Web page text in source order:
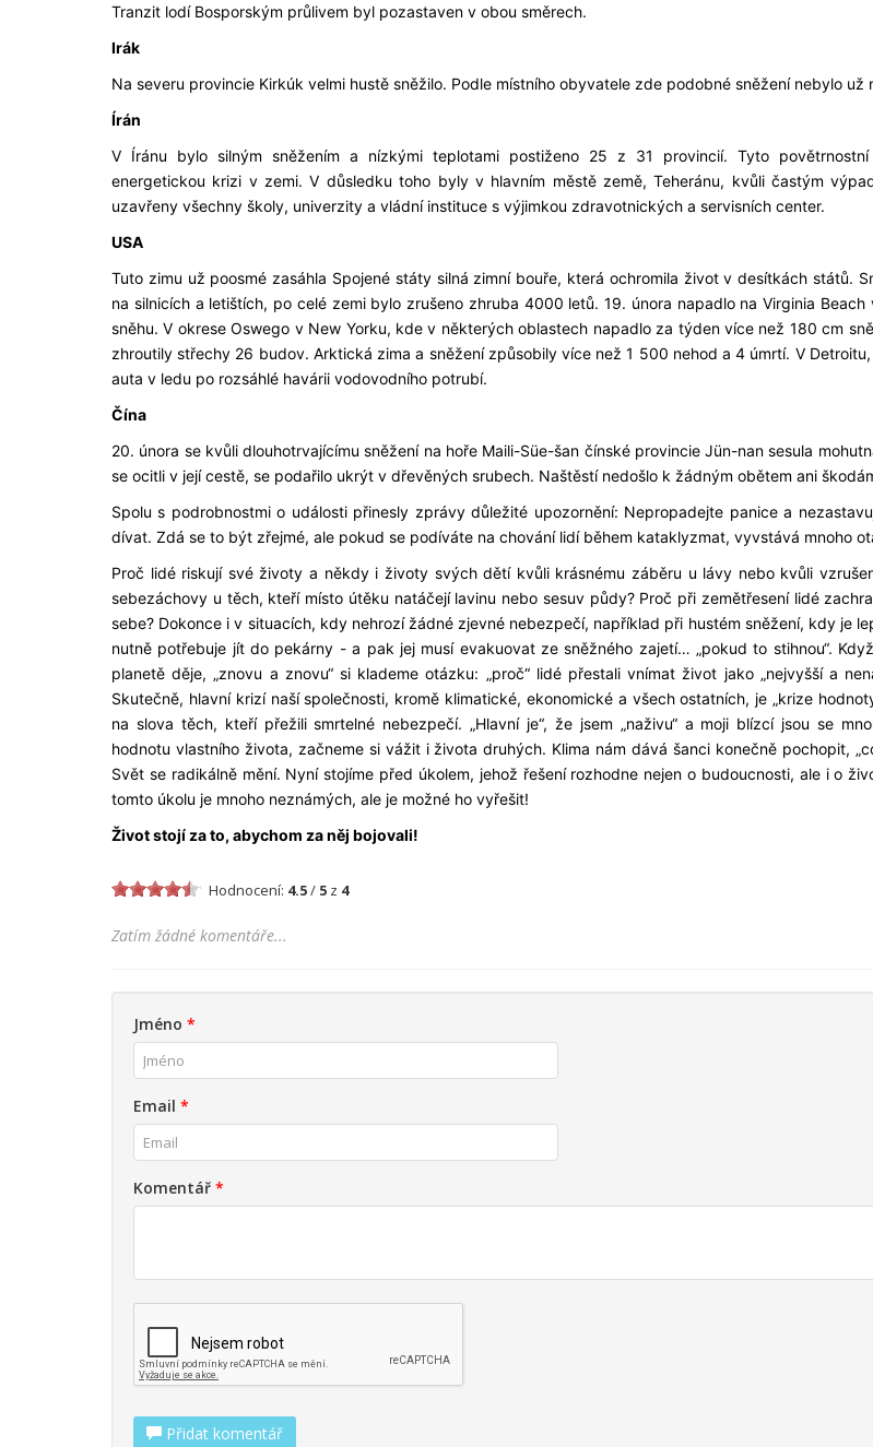
Tranzit lodí Bosporským průlivem byl pozastaven v obou směrech.
Irák
Na severu provincie Kirkúk velmi hustě sněžilo. Podle místního obyvatele zde podobné sněžení nebylo už
Írán
V Íránu bylo silným sněžením a nízkými teplotami postiženo 25 z 31 provincií. Tyto povětrnostní
energetickou krizi v zemi. V důsledku toho byly v hlavním městě země, Teheránu, kvůli častým
uzavřeny všechny školy, univerzity a vládní instituce s výjimkou zdravotnických a servisních center.
USA
Tuto zimu už poosmé zasáhla Spojené státy silná zimní bouře, která ochromila život v desítkách států.
na silnicích a letištích, po celé zemi bylo zrušeno zhruba 4000 letů. 19. února napadlo na Virginia Beach
sněhu. V okrese Oswego v New Yorku, kde v některých oblastech napadlo za týden více než 180 cm
zhroutily střechy 26 budov. Arktická zima a sněžení způsobily více než 1 500 nehod a 4 úmrtí. V
auta v ledu po rozsáhlé havárii vodovodního potrubí.
Čína
20. února se kvůli dlouhotrvajícímu sněžení na hoře Maili-Süe-šan čínské provincie Jün-nan sesula
se ocitli v její cestě, se podařilo ukrýt v dřevěných srubech. Naštěstí nedošlo k žádným obětem ani
Spolu s podrobnostmi o události přinesly zprávy důležité upozornění: Nepropadejte panice a
dívat. Zdá se to být zřejmé, ale pokud se podíváte na chování lidí během kataklyzmat, vyvstává mnoho
Proč lidé riskují své životy a někdy i životy svých dětí kvůli krásnému záběru u lávy nebo kvůli
sebezáchovy u těch, kteří místo útěku natáčejí lavinu nebo sesuv půdy? Proč při zemětřesení lidé
sebe? Dokonce i v situacích, kdy nehrozí žádné zjevné nebezpečí, například při hustém sněžení, kdy je
nutně potřebuje jít do pekárny - a pak jej musí evakuovat ze sněžného zajetí… „pokud to stihnou“.
planetě děje, „znovu a znovu“ si klademe otázku: „proč“ lidé přestali vnímat život jako „nejvyšší a
Skutečně, hlavní krizí naší společnosti, kromě klimatické, ekonomické a všech ostatních, je „krize
na slova těch, kteří přežili smrtelné nebezpečí. „Hlavní je“, že jsem „naživu“ a moji blízcí jsou se
hodnotu vlastního života, začneme si vážit i života druhých. Klima nám dává šanci konečně pochopit,
Svět se radikálně mění. Nyní stojíme před úkolem, jehož řešení rozhodne nejen o budoucnosti, ale i o
tomto úkolu je mnoho neznámých, ale je možné ho vyřešit!
Život stojí za to, abychom za něj bojovali!
Hodnocení: 4.5/ 5 z 4
Zatím žádné komentáře...
Jméno *
Email *
Komentář *
Přidat komentář